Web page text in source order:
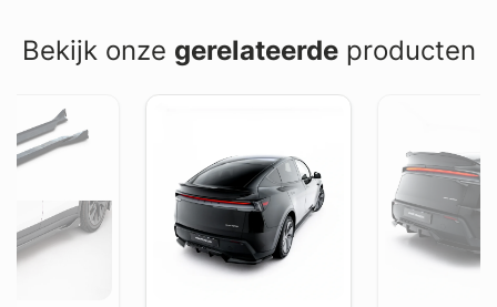
Bekijk onze gerelateerdeproducten